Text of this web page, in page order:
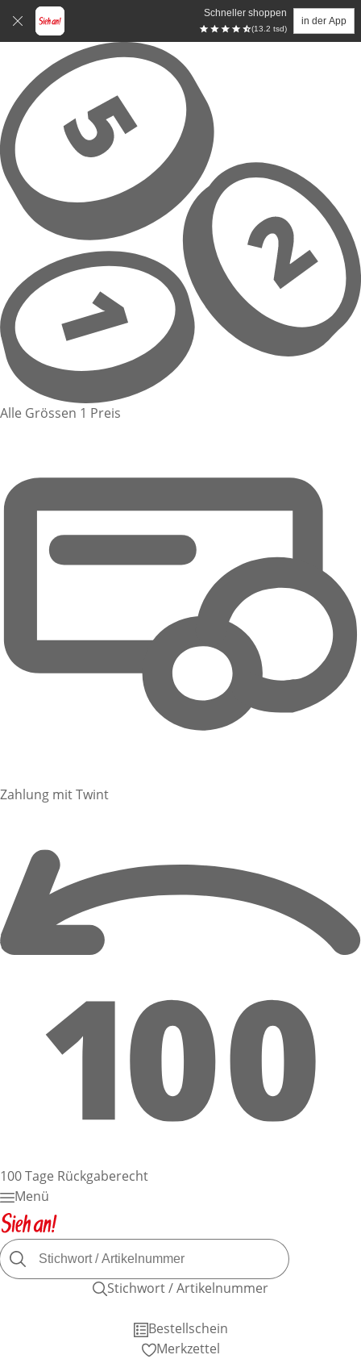
Schneller shoppen
(13.2 tsd)
in der App
Zum Hauptinhalt springen
Alle Grössen 1 Preis
Zahlung mit Twint
100 Tage Rückgaberecht
Menü
Stichwort / Artikelnummer
Bestellschein
Merkzettel